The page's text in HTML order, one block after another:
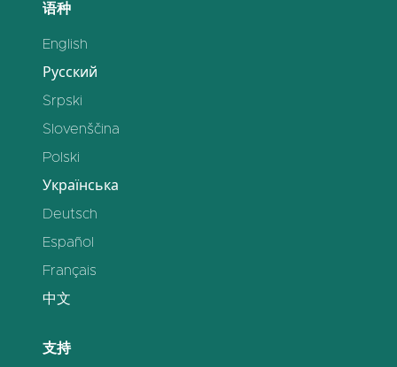
语种
English
Русский
Srpski
Slovenščina
Polski
Українська
Deutsch
Español
Français
中文
支持